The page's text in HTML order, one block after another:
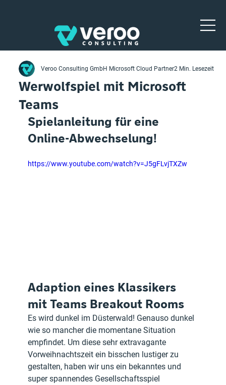
Werwolfspiel mit Microsoft
Teams
Veroo Consulting GmbH Microsoft Cloud Partner2 Min. Lesezeit
Spielanleitung für eine
Online-Abwechselung!
https://www.youtube.com/watch?v=J5gFLvjTXZw
Adaption eines Klassikers
mit Teams Breakout Rooms
Es wird dunkel im Düsterwald! Genauso dunkel
wie so mancher die momentane Situation
empfindet. Um diese sehr extravagante
Vorweihnachtszeit ein bisschen lustiger zu
gestalten, haben wir uns ein bekanntes und
super spannendes Gesellschaftsspiel